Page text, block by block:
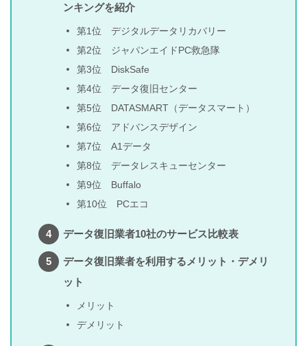
ンキングを紹介
第1位 デジタルデータリカバリー
第2位 ジャパンエイドPC救急隊
第3位 DiskSafe
第4位 データ復旧センター
第5位 DATASMART（データスマート）
第6位 アドバンスデザイン
第7位 A1データ
第8位 データレスキューセンター
第9位 Buffalo
第10位 PCエコ
データ復旧業者10社のサービス比較表
データ復旧業者を利用するメリット・デメリ
ット
メリット
デメリット